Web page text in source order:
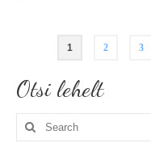
Postituste
leheküljendus
1 2 3
Otsi lehelt
Search
for: